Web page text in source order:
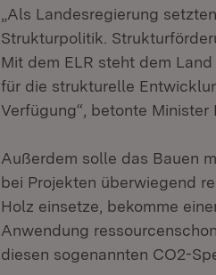
„Als Landesregierung
Strukturpolitik.
Mit dem ELR steht dem
für die strukturelle
Verfügung“, betonte Minister
Außerdem solle das Bauen
bei Projekten überwiegend
Holz einsetze, bekomme
Anwendung
diesen sogenannten CO2-